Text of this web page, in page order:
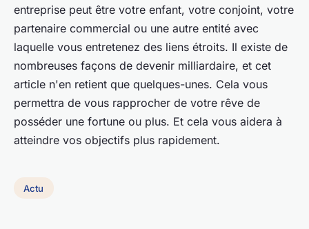
entreprise peut être votre enfant, votre conjoint, votre
partenaire commercial ou une autre entité avec
laquelle vous entretenez des liens étroits. Il existe de
nombreuses façons de devenir milliardaire, et cet
article n'en retient que quelques-unes. Cela vous
permettra de vous rapprocher de votre rêve de
posséder une fortune ou plus. Et cela vous aidera à
atteindre vos objectifs plus rapidement.
Actu